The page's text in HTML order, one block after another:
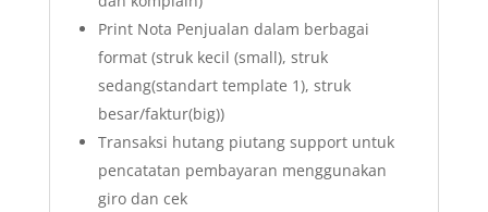
Print Nota Penjualan dalam berbagai
format (struk kecil (small), struk
sedang(standart template 1), struk
besar/faktur(big))
Transaksi hutang piutang support untuk
pencatatan pembayaran menggunakan
giro dan cek